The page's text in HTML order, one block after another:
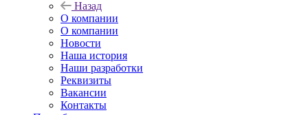
Назад
О компании
О компании
Новости
Наша история
Наши разработки
Реквизиты
Вакансии
Контакты